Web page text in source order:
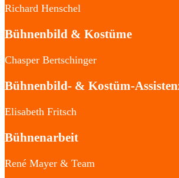
Richard Henschel
Bühnenbild & Kostüme
Chasper Bertschinger
Bühnenbild- & Kostüm-
Elisabeth Fritsch
Bühnenarbeit
René Mayer & Team